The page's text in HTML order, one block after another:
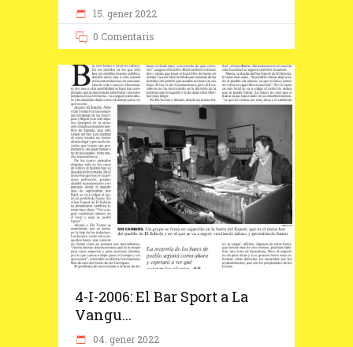
15. gener 2022
0 Comentaris
4-I-2006: El Bar Sport a La
Vangu...
04. gener 2022